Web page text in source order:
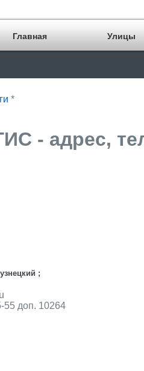
Главная Улицы
*
- адрес,
;
55 доп. 10264